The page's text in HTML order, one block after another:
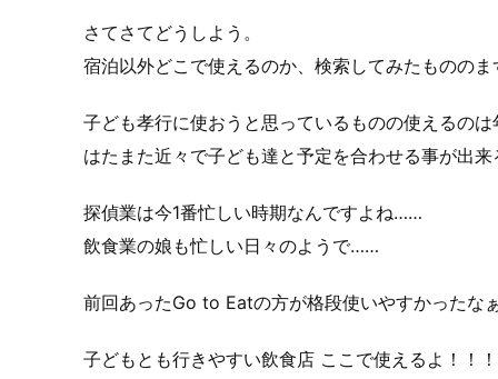
さてさてどうしよう。
宿泊以外どこで使えるのか、検索してみたものの
子ども孝行に使おうと思っているものの使えるのは
はたまた近々で子ども達と予定を合わせる事が出来
探偵業は今1番忙しい時期なんですよね……
飲食業の娘も忙しい日々のようで……
前回あったGo to Eatの方が格段使いやすかったな
子どもとも行きやすい飲食店 ここで使えるよ！！！